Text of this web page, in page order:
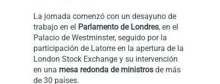
La jornada comenzó con un desayuno de
trabajo en el Parlamento de Londres, en el
Palacio de Westminster, seguido por la
participación de Latorre en la apertura de la
London Stock Exchange y su intervención
en una mesa redonda de ministros de más
de 30 países.